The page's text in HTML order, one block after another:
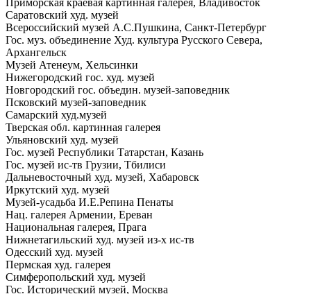
Саратовский худ. музей
Всероссийский музей А.С.Пушкина, Санкт-Петербург
Гос. муз. объединение Худ. культура Русского Севера,
Архангельск
Музей Атенеум, Хельсинки
Нижегородский гос. худ. музей
Новгородский гос. объедин. музей-заповедник
Псковский музей-заповедник
Самарский худ.музей
Тверская обл. картинная галерея
Ульяновский худ. музей
Гос. музей Республики Татарстан, Казань
Гос. музей ис-тв Грузии, Тбилиси
Дальневосточный худ. музей, Хабаровск
Иркутский худ. музей
Музей-усадьба И.Е.Репина Пенаты
Нац. галерея Армении, Ереван
Национальная галерея, Прага
Нижнетагильский худ. музей из-х ис-тв
Одесский худ. музей
Пермская худ. галерея
Симферопольский худ. музей
Гос. Исторический музей, Москва